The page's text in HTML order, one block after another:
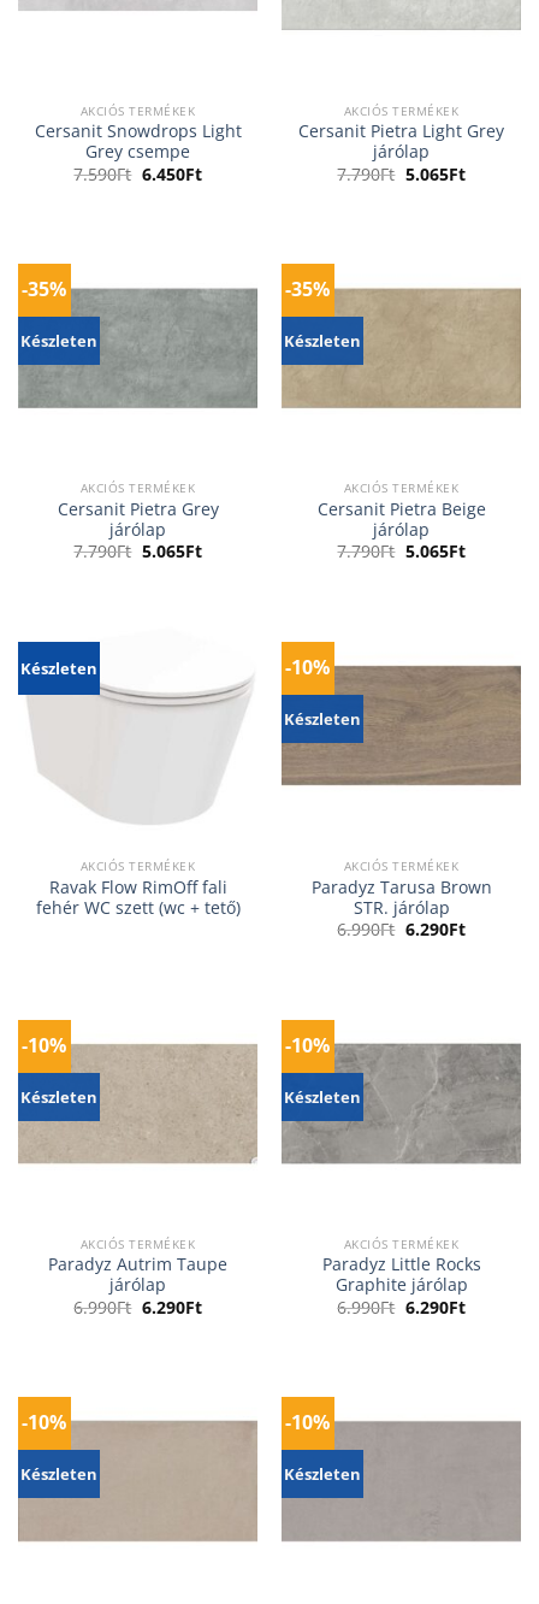
AKCIÓS TERMÉKEK
Cersanit Snowdrops Light
Grey csempe
7.590Ft Original
price
6.450FtCurrent
price
AKCIÓS TERMÉKEK
Cersanit Pietra Light Grey
járólap
7.790Ft Original
price
5.065FtCurrent
price
-35%
Készleten
AKCIÓS TERMÉKEK
Cersanit Pietra Grey
járólap
7.790Ft Original
5.065FtCurrent
-35%
Készleten
AKCIÓS TERMÉKEK
Cersanit Pietra Beige
járólap
7.790Ft Original
5.065FtCurrent
Készleten
AKCIÓS TERMÉKEK
Ravak Flow RimOff fali
fehér WC szett (wc + tető)
-10%
Készleten
AKCIÓS TERMÉKEK
Paradyz Tarusa Brown
STR. járólap
6.990Ft Original
price
6.290FtCurrent
price
-10%
Készleten
AKCIÓS TERMÉKEK
Paradyz Autrim Taupe
járólap
6.990Ft Original
price
6.290FtCurrent
price
-10%
Készleten
AKCIÓS TERMÉKEK
Paradyz Little Rocks
Graphite járólap
6.990Ft Original
price
6.290FtCurrent
price
-10%
Készleten
-10%
Készleten